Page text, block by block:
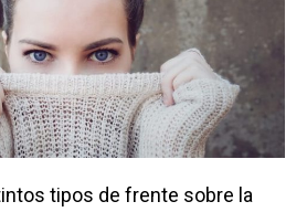
tipos de frente sobre la